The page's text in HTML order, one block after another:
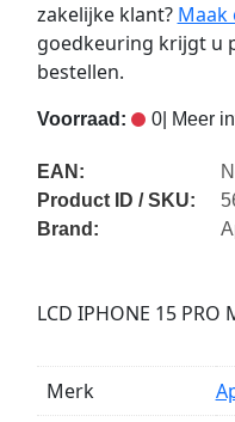
zakelijke klant? Maak
goedkeuring krijgt u
bestellen.
Voorraad: 0| Meer
EAN:
Product ID / SKU:
Brand:
LCD IPHONE 15 PRO
Merk